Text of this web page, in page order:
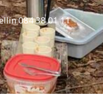
084 38 01 11